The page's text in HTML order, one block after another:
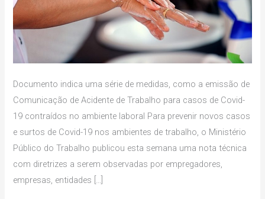
Documento indica uma série de medidas, como a emissão de
Comunicação de Acidente de Trabalho para casos de Covid-
19 contraídos no ambiente laboral Para prevenir novos casos
e surtos de Covid-19 nos ambientes de trabalho, o Ministério
Público do Trabalho publicou esta semana uma nota técnica
com diretrizes a serem observadas por empregadores,
empresas, entidades […]
para
evitar
agravamento
da